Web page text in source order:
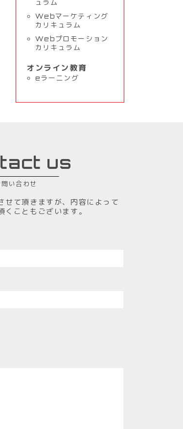
ュラム
Webマーケティング
カリキュラム
Webプロモーション
カリキュラム
オンライン教育
eラーニング
us
問い合わせ
せて頂きますが、内容によって
こともございます。